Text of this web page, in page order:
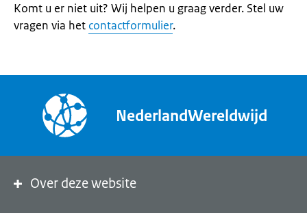
Komt u er niet uit? Wij helpen u graag verder. Stel uw
vragen via het contactformulier.
NederlandWereldwijd
Over deze website